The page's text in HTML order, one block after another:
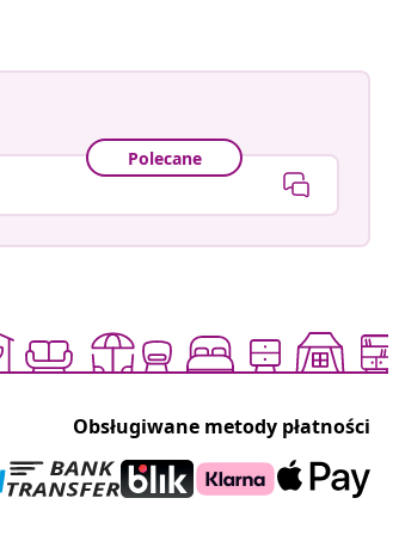
Polecane
Obsługiwane metody płatności